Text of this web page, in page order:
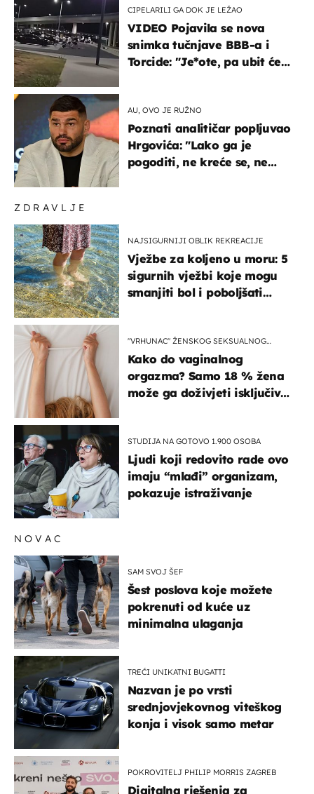
ZDRAVLJE
NAJSIGURNIJI OBLIK REKREACIJE
Vježbe za koljeno u moru: 5
sigurnih vježbi koje mogu
smanjiti bol i poboljšati
"VRHUNAC" ŽENSKOG SEKSUALNOG
Kako do vaginalnog
orgazma? Samo 18 % žena
može ga doživjeti isključivo
STUDIJA NA GOTOVO 1.900 OSOBA
Ljudi koji redovito rade ovo
imaju “mlađi” organizam,
pokazuje istraživanje
CIPELARILI GA DOK JE LEŽAO
VIDEO Pojavila se nova
snimka tučnjave BBB-a i
Torcide: "Je*ote, pa ubit će
AU, OVO JE RUŽNO
Poznati analitičar popljuvao
Hrgovića: "Lako ga je
pogoditi, ne kreće se, ne
NOVAC
SAM SVOJ ŠEF
Šest poslova koje možete
pokrenuti od kuće uz
minimalna ulaganja
TREĆI UNIKATNI BUGATTI
Nazvan je po vrsti
srednjovjekovnog viteškog
konja i visok samo metar
POKROVITELJ PHILIP MORRIS ZAGREB
Digitalna rješenja za